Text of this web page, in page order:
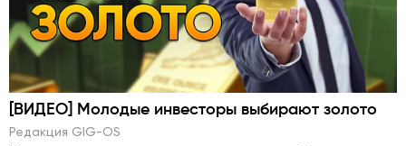
[ВИДЕО] Молодые инвесторы выбирают золото
Редакция GlG-OS